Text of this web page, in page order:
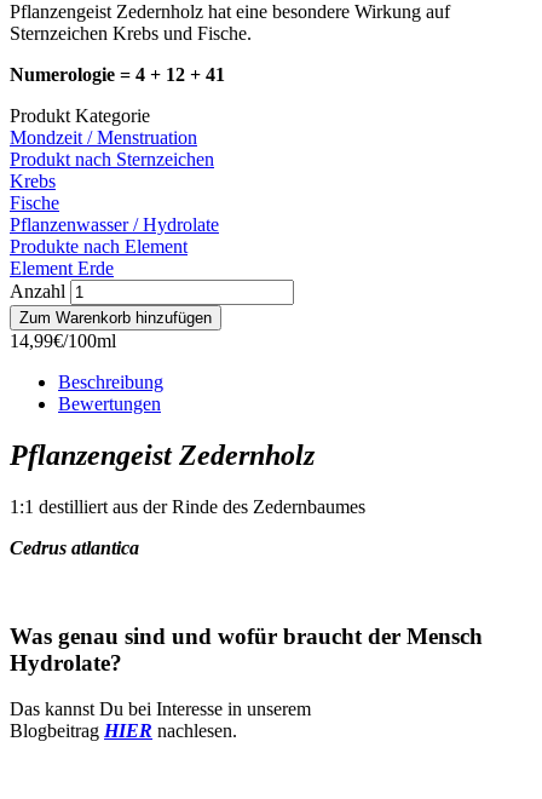
Pflanzengeist Zedernholz hat eine besondere Wirkung auf
Sternzeichen Krebs und Fische.
Numerologie = 4 + 12 + 41
Produkt Kategorie
Mondzeit / Menstruation
Produkt nach Sternzeichen
Krebs
Fische
Pflanzenwasser / Hydrolate
Produkte nach Element
Element Erde
Anzahl
14,99€/100ml
Beschreibung
Bewertungen
Pflanzengeist Zedernholz
1:1 destilliert aus der Rinde des Zedernbaumes
Cedrus atlantica
Was genau sind und wofür braucht der Mensch
Hydrolate?
Das kannst Du bei Interesse in unserem
Blogbeitrag HIER nachlesen.